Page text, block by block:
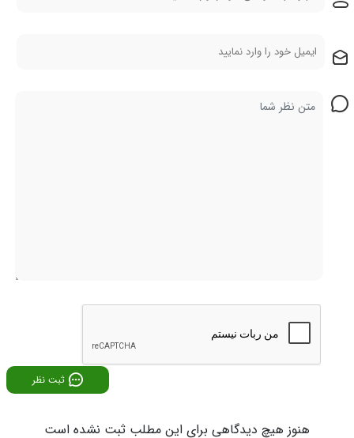
ثبت نظر
هنوز هیچ دیدگاهی برای این مطلب ثبت نشده است